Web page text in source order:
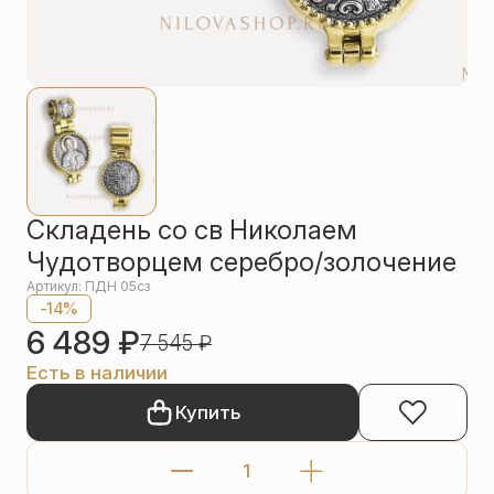
Цепи
Чётки
Шнурки на
Другое
Складень со св Николаем
Чудотворцем серебро/золочение
Артикул: ПДН 05сз
-14%
6 489 ₽7 545₽
Есть в наличии
Купить
Количество